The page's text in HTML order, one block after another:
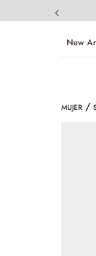
New
MUJER